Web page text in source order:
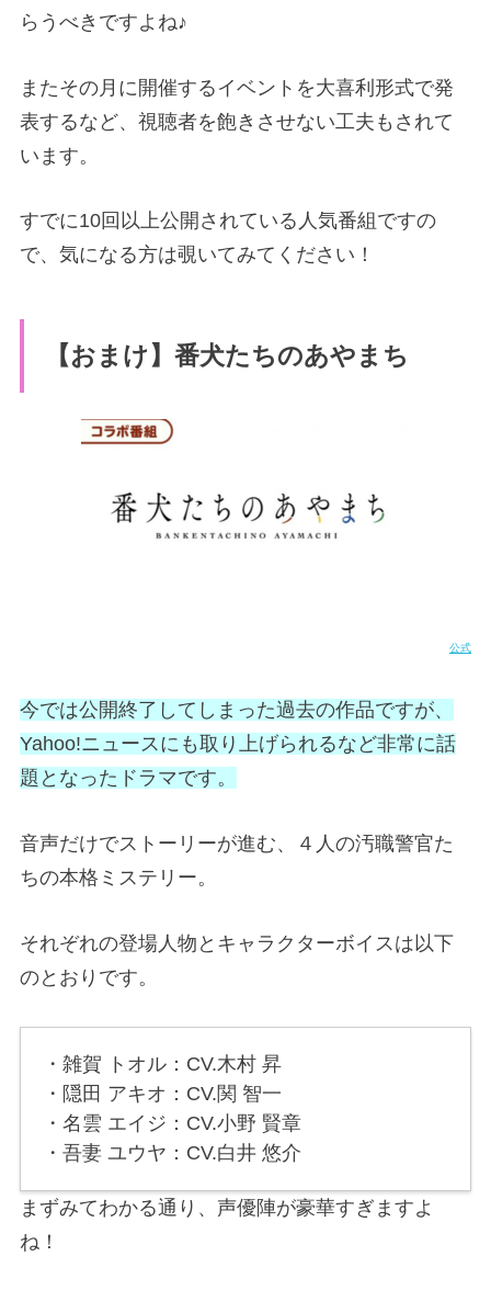
らうべきですよね♪
またその月に開催するイベントを大喜利形式で発
表するなど、視聴者を飽きさせない工夫もされて
います。
すでに10回以上公開されている人気番組ですの
で、気になる方は覗いてみてください！
【おまけ】番犬たちのあやまち
公式
今では公開終了してしまった過去の作品ですが、
Yahoo!ニュースにも取り上げられるなど非常に話
題となったドラマです。
音声だけでストーリーが進む、４人の汚職警官た
ちの本格ミステリー。
それぞれの登場人物とキャラクターボイスは以下
のとおりです。
・雑賀 トオル：CV.木村 昇
・隠田 アキオ：CV.関 智一
・名雲 エイジ：CV.小野 賢章
・吾妻 ユウヤ：CV.白井 悠介
まずみてわかる通り、声優陣が豪華すぎますよ
ね！